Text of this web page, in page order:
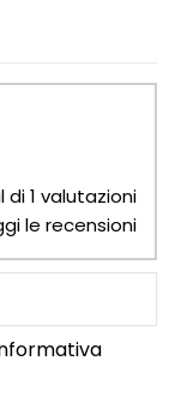
1 valutazioni
le recensioni